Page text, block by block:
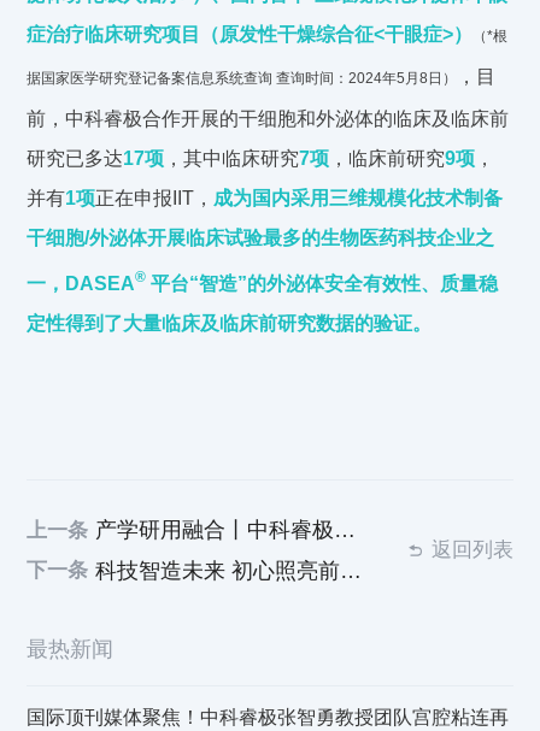
症治疗临床研究项目（原发性干燥综合征<干眼症>）
（*根
据国家医学研究登记备案信息系统查询 查询时间：2024年5月8日） ，目
前，中科睿极合作开展的干细胞和外泌体的临床及临床前
研究已多达17项 ，其中临床研究7项 ，临床前研究9项 ，
并有1项正在申报IIT， 成为国内采用三维规模化技术制备
干细胞/外泌体开展临床试验最多的生物医药科技企业之
一，DASEA® 平台“智造”的外泌体安全有效性、质量稳
定性得到了大量临床及临床前研究数据的验证。
上一条 产学研用融合丨中科睿极与漳州市医院揭榜挂帅共促再生医学成果转化
下一条 科技智造未来 初心照亮前路 —— 中科睿极创新引领2024回顾
返回列表
最热新闻
国际顶刊媒体聚焦！中科睿极张智勇教授团队宫腔粘连再